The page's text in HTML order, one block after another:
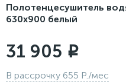
Полотенцесушитель
630x900 белый
31 905 i
В рассрочку 655 Р./мес